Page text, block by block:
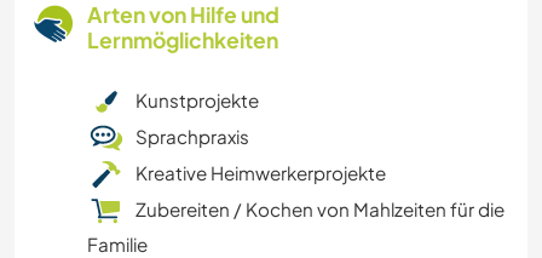
Arten von Hilfe und
Lernmöglichkeiten
Kunstprojekte
Sprachpraxis
Kreative Heimwerkerprojekte
Zubereiten / Kochen von Mahlzeiten für die
Familie